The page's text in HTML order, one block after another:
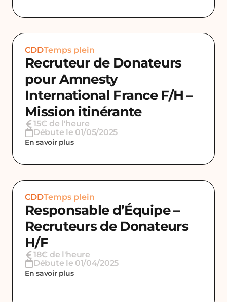
CDDTemps plein
Recruteur de Donateurs
pour Amnesty
International France F/H –
Mission itinérante
15€ de l'heure
Débute le 01/05/2025
En savoir plus
CDDTemps plein
Responsable d’Équipe –
Recruteurs de Donateurs
H/F
18€ de l'heure
Débute le 01/04/2025
En savoir plus